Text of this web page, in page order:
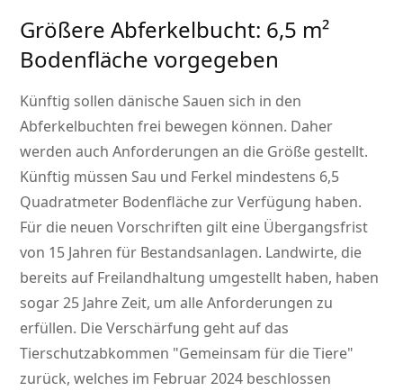
Größere Abferkelbucht: 6,5 m²
Bodenfläche vorgegeben
Künftig sollen dänische Sauen sich in den
Abferkelbuchten frei bewegen können. Daher
werden auch Anforderungen an die Größe gestellt.
Künftig müssen Sau und Ferkel mindestens 6,5
Quadratmeter Bodenfläche zur Verfügung haben.
Für die neuen Vorschriften gilt eine Übergangsfrist
von 15 Jahren für Bestandsanlagen. Landwirte, die
bereits auf Freilandhaltung umgestellt haben, haben
sogar 25 Jahre Zeit, um alle Anforderungen zu
erfüllen. Die Verschärfung geht auf das
Tierschutzabkommen Gemeinsam für die Tiere
zurück, welches im Februar 2024 beschlossen